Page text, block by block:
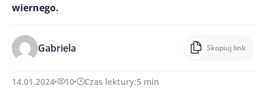
wiernego.
Gabriela Skopiuj link
14.01.2024 10 Czas lektury:5 min